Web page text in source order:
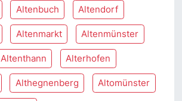
Altenbuch Altendorf
Altenmarkt Altenmünster
Altenthann Alterhofen
Althegnenberg Altomünster